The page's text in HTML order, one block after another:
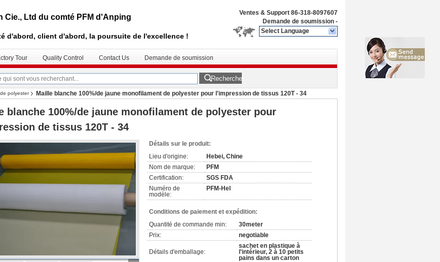
Cie., Ltd du comté PFM d'Anping
d'abord, client d'abord, la poursuite de l'excellence !
Ventes & Support 86-318-8097607
Demande de soumission -
Select Language
Tour Quality Control Contact Us Demande de soumission
Rechercher
polyester
Maille blanche 100%/de jaune monofilament de polyester pour l'impression de tissus 120T - 34
blanche 100%/de jaune monofilament de polyester pour
de tissus 120T - 34
Détails sur le produit:
Lieu d'origine:
Hebei, Chine
Nom de marque:
PFM
Certification:
SGS FDA
Numéro de
modèle:
PFM-Hel
Conditions de paiement et expédition:
Quantité de commande min:
30meter
Prix:
negotiable
Détails d'emballage:
sachet en plastique à
l'intérieur, 2 à 10 petits
pains dans un carton